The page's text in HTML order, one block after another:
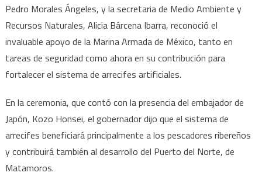
Pedro Morales Ángeles, y la secretaria de Medio Ambiente y
Recursos Naturales, Alicia Bárcena Ibarra, reconoció el
invaluable apoyo de la Marina Armada de México, tanto en
tareas de seguridad como ahora en su contribución para
fortalecer el sistema de arrecifes artificiales.
En la ceremonia, que contó con la presencia del embajador de
Japón, Kozo Honsei, el gobernador dijo que el sistema de
arrecifes beneficiará principalmente a los pescadores ribereños
y contribuirá también al desarrollo del Puerto del Norte, de
Matamoros.